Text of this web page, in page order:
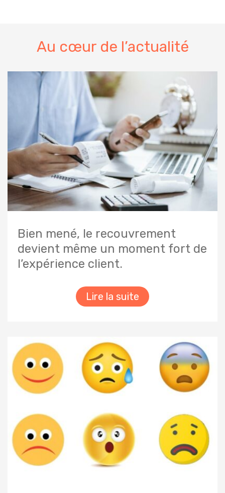
Au cœur de l’actualité
Bien mené, le recouvrement
devient même un moment fort de
l’expérience client.
Lire la suite